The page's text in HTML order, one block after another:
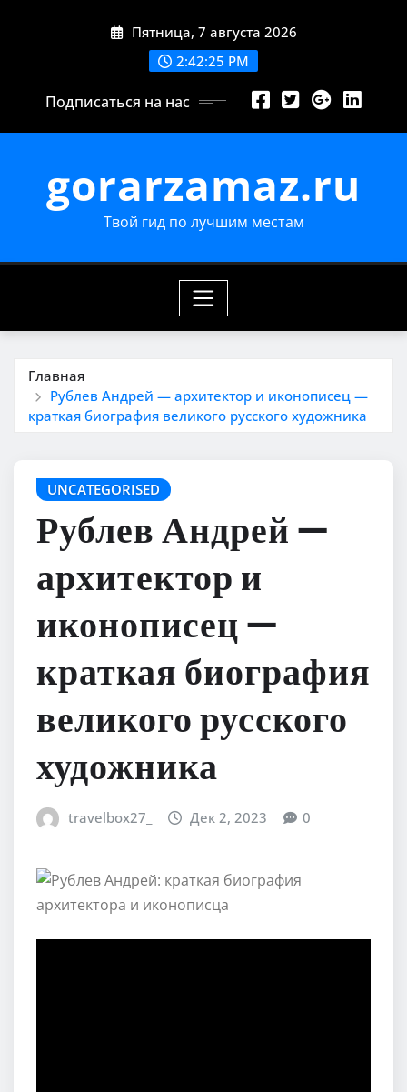
Пятница, 7 августа 2026
2:42:26 PM
Подписаться на нас
gorarzamaz.ru
Твой гид по лучшим местам
Главная
Рублев Андрей — архитектор и иконописец —
краткая биография великого русского художника
UNCATEGORISED
Рублев Андрей —
архитектор и
иконописец —
краткая биография
великого русского
художника
travelbox27_ Дек 2, 2023 0